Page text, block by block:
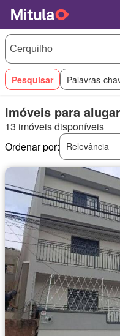
Pesquisar Palavras-
Imóveis para
13 imóveis disponíveis
Ordenar por:
Relevância